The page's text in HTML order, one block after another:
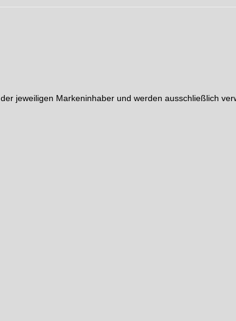
jeweiligen Markeninhaber und werden ausschließlich